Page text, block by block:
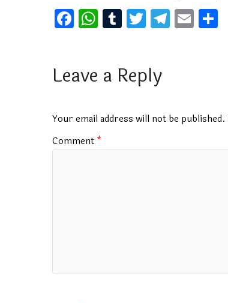
F
a
b
o
k
W
h
s
p
p
T
u
bl
T
wi
er
T
el
m
E
m
Leave a Reply
Your email address will not be published.
Comment *